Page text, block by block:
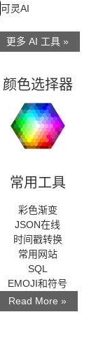
可灵AI
更多 AI 工具 »
颜色选择器
常用工具
彩色渐变
JSON在线
时间戳转换
常用网站
SQL
EMOJI和符号
Read More »